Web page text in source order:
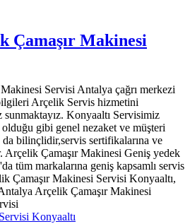
Çamaşır Makinesi
Servisi Antalya çağrı merkezi
Arçelik Servis hizmetini
Konyaaltı Servisimiz
gibi genel nezaket ve müşteri
bilinçlidir,servis sertifikalarına ve
Çamaşır Makinesi Geniş yedek
tüm markalarına geniş kapsamlı servis
Çamaşır Makinesi Servisi Konyaaltı,
Arçelik Çamaşır Makinesi
Konyaaltı